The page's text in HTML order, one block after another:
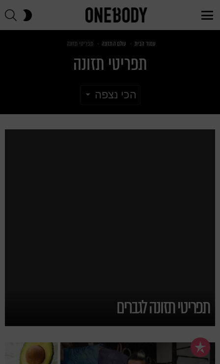
SKIN
עמוד הבית עולם התזונה תפריטי תזונה
תפריטי תזונה
תפריטי תזונה לגברים